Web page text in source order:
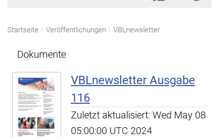
Startseite Veröffentlichungen VBLnewsletter
Dokumente
VBLnewsletter Ausgabe
116
Zuletzt aktualisiert: Wed May 08
05:00:00 UTC 2024